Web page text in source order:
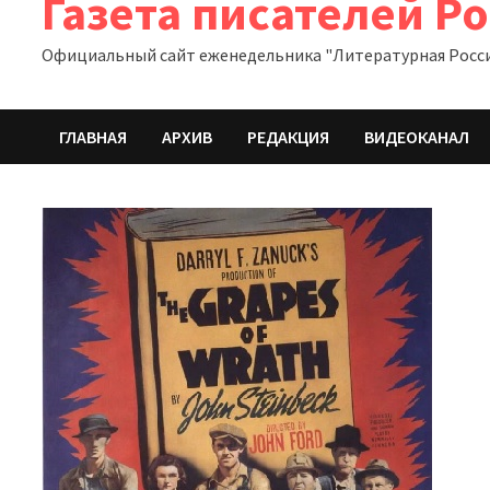
Газета писателей
Официальный сайт еженедельника "Литературная
ГЛАВНАЯ АРХИВ РЕДАКЦИЯ ВИДЕОКАНАЛ